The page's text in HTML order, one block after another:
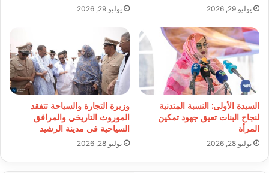
يوليو 29, 2026 يوليو 29, 2026
السيدة الأولى: النسبة المتدنية
لنجاح البنات تعيق جهود تمكين
المرأة
يوليو 28, 2026
وزيرة التجارة والسياحة تتفقد
الموروث التاريخي والمرافق
السياحية في مدينة الرشيد
يوليو 28, 2026